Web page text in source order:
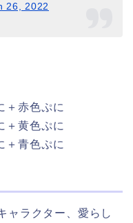
26, 2022
＋赤色ぷに
＋黄色ぷに
＋青色ぷに
ャラクター、愛らし